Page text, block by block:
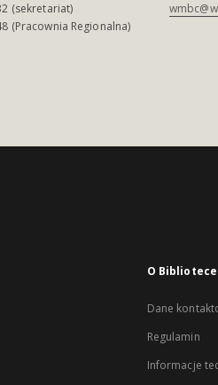
(sekretariat)
(Pracownia Regionalna)
O Bibliotece
Dane
Regulamin
Informacje